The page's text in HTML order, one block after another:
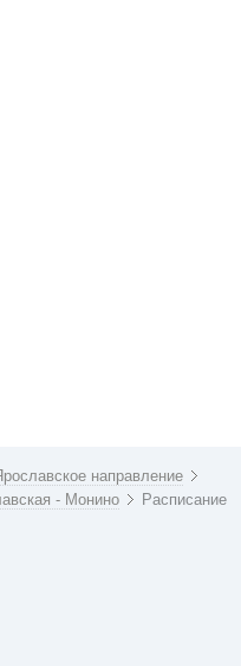
направление
- Монино
Расписание